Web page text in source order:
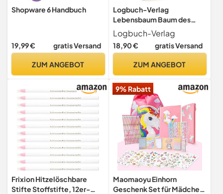
Shopware 6 Handbuch
19,99 € gratis Versand
ZUM ANGEBOT
Logbuch-Verlag
Lebensbaum Baum des
Lebens Figur aus Metall 27
cm Geschenk Hochzeit
Geburtstag Silber Alu
Logbuch-Verlag
18,90 € gratis Versand
ZUM ANGEBOT
Frixion Hitzelöschbare
Stifte Stoffstifte, 12er-
9% Rabatt
Maomaoyu Einhorn
Geschenk Set für Mädchen